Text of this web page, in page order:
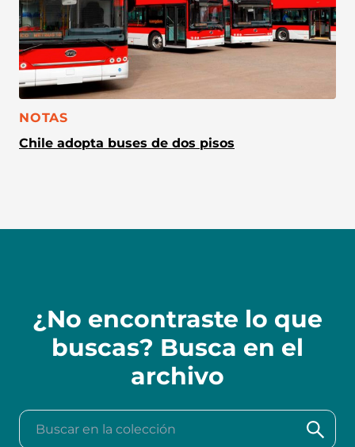
CATEGORÍA:
NOTAS
Chile adopta buses de dos pisos
¿No encontraste lo que
buscas? Busca en el
archivo
Buscar en la colección